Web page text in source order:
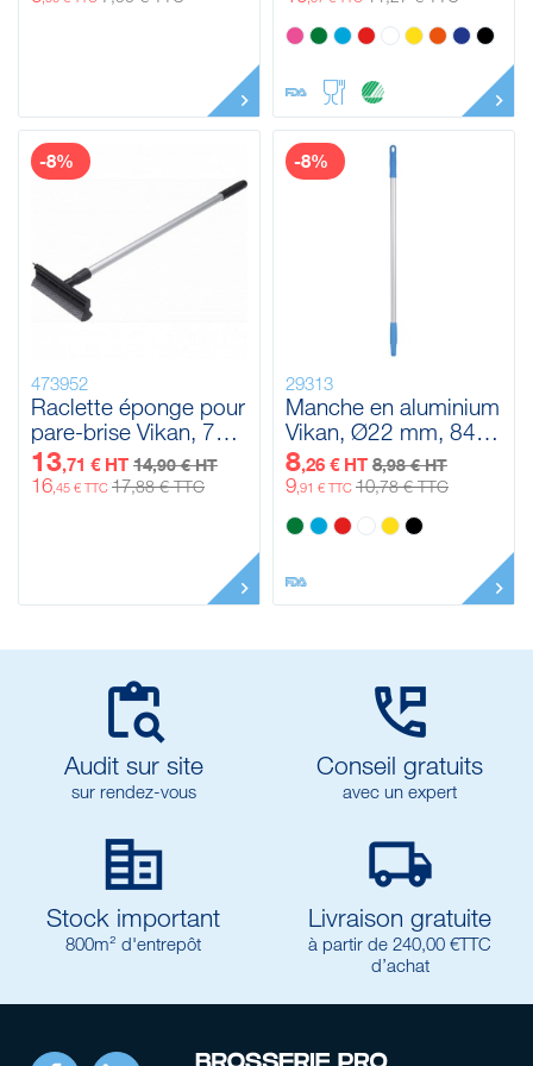
473952
Raclette éponge pour
pare-brise Vikan, 710
mm
13,71 € HT 14,90 € HT
16,45 € TTC 17,88 € TTC
-8%
29313
Manche en aluminium
Vikan, Ø22 mm, 840
mm
8,26 € HT 8,98 € HT
9,91 € TTC 10,78 € TTC
-8%

Audit sur site
sur rendez-vous

Conseil gratuits
avec un expert

Stock important
800m² d'entrepôt

Livraison gratuite
à partir de 240,00 €TTC
d’achat